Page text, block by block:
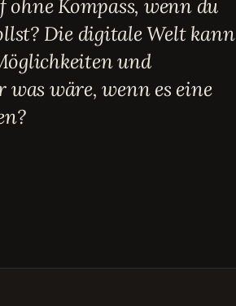
Kompass, wenn du
Die digitale Welt kann
und
wäre, wenn es eine